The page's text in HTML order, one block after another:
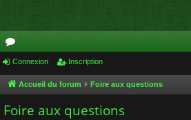
or
u
m
Connexion Inscription
Accueil du forum Foire aux questions
Foire aux questions